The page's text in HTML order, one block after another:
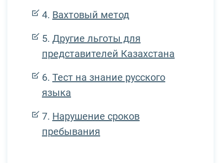
Вахтовый метод
Другие льготы для
представителей Казахстана
Тест на знание русского
языка
Нарушение сроков
пребывания